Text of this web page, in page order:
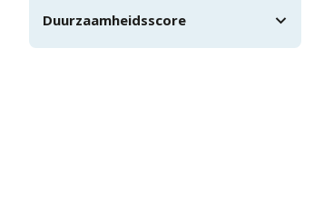
Duurzaamheidsscore